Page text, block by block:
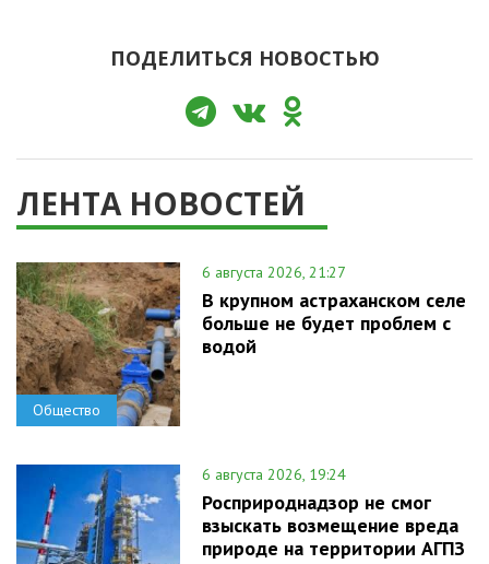
ПОДЕЛИТЬСЯ НОВОСТЬЮ
ЛЕНТА НОВОСТЕЙ
Общество
6 августа 2026, 21:27
В крупном астраханском селе
больше не будет проблем с
водой
6 августа 2026, 19:24
Росприроднадзор не смог
взыскать возмещение вреда
природе на территории АГПЗ